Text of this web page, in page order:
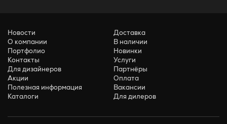
Новости
О компании
Портфолио
Контакты
Для дизайнеров
Акции
Полезная информация
Каталоги
Доставка
В наличии
Новинки
Услуги
Партнёры
Оплата
Вакансии
Для дилеров